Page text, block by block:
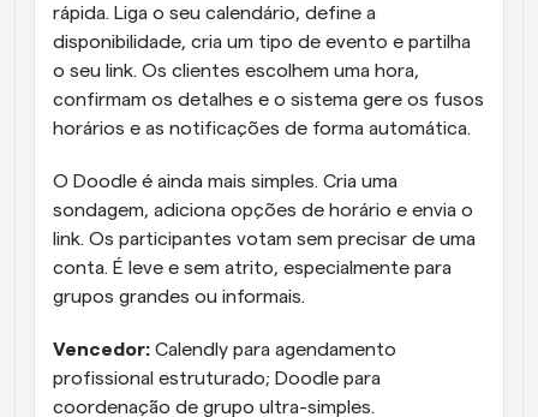
rápida. Liga o seu calendário, define a
disponibilidade, cria um tipo de evento e partilha
o seu link. Os clientes escolhem uma hora,
confirmam os detalhes e o sistema gere os fusos
horários e as notificações de forma automática.
O Doodle é ainda mais simples. Cria uma
sondagem, adiciona opções de horário e envia o
link. Os participantes votam sem precisar de uma
conta. É leve e sem atrito, especialmente para
grupos grandes ou informais.
Vencedor: Calendly para agendamento
profissional estruturado; Doodle para
coordenação de grupo ultra-simples.